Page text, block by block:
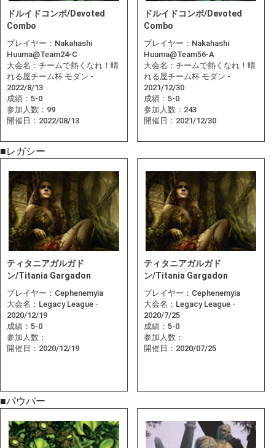
ドルイドコンボ/Devoted
Combo
プレイヤー： Nakahashi
Huuma@Team24-C
大会名： チームで熱くなれ！晴
れる屋チーム杯 モダン -
2022/8/13
成績： 5-0
参加人数： 99
開催日： 2022/08/13
ドルイドコンボ/Devoted
Combo
プレイヤー： Nakahashi
Huuma@Team56-A
大会名： チームで熱くなれ！晴
れる屋チーム杯 モダン -
2021/12/30
成績： 5-0
参加人数： 243
開催日： 2021/12/30
■レガシー
ティタニアガルガド
ン/Titania Gargadon
プレイヤー： Cephenemyia
大会名： Legacy League -
2020/12/19
成績： 5-0
参加人数：
開催日： 2020/12/19
ティタニアガルガド
ン/Titania Gargadon
プレイヤー： Cephenemyia
大会名： Legacy League -
2020/7/25
成績： 5-0
参加人数：
開催日： 2020/07/25
■パウパー